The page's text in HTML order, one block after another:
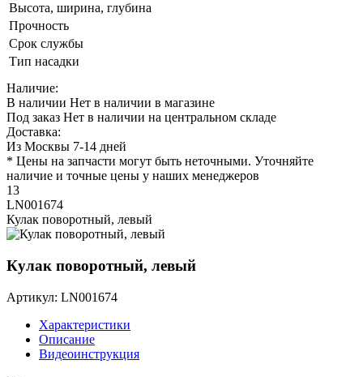
Высота, ширина, глубина
Прочность
Срок службы
Тип насадки
Наличие:
В наличии Нет в наличии в магазине
Под заказ Нет в наличии на центральном складе
Доставка:
Из Москвы 7-14 дней
* Цены на запчасти могут быть неточными. Уточняйте
наличие и точные цены у наших менеджеров
13
LN001674
Кулак поворотный, левый
Кулак поворотный, левый
Артикул: LN001674
Характеристики
Описание
Видеоинструкция